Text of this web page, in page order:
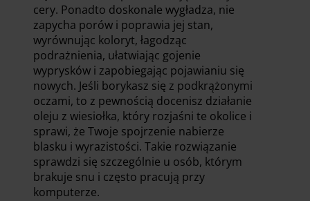
cery. Ponadto doskonale wygładza, nie
zapycha porów i poprawia jej stan,
wyrównując koloryt, łagodząc
podrażnienia, ułatwiając gojenie
wyprysków i zapobiegając pojawianiu się
nowych. Jeśli borykasz się z podkrążonymi
oczami, to z pewnością docenisz działanie
oleju z wiesiołka, który rozjaśni te okolice i
sprawi, że Twoje spojrzenie nabierze
blasku i wyrazistości. Takie rozwiązanie
sprawdzi się szczególnie u osób, którym
brakuje snu i często pracują przy
komputerze.